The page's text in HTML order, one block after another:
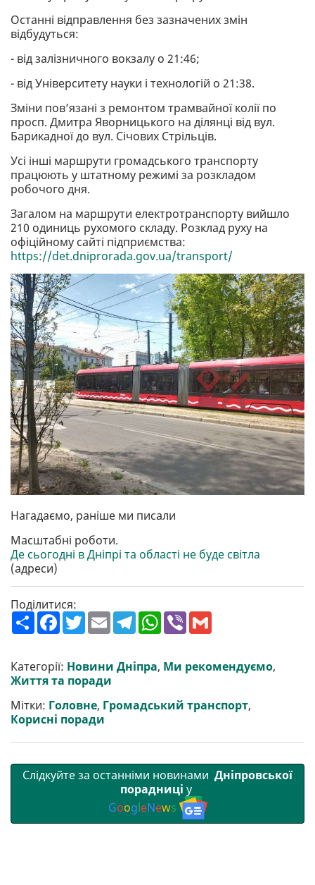
Останні відправлення без зазначених змін
відбудуться:
- від залізничного вокзалу о 21:46;
- від Університету науки і технологій о 21:38.
Зміни пов’язані з ремонтом трамвайної колії по
просп. Дмитра Яворницького на ділянці від вул.
Барикадної до вул. Січових Стрільців.
Усі інші маршрути громадського транспорту
працюють у штатному режимі за розкладом
робочого дня.
Загалом на маршрути електротранспорту вийшло
210 одиниць рухомого складу. Розклад руху на
офіційному сайті підприємства:
https://det.dniprorada.gov.ua/transport/
Нагадаємо, раніше ми писали
Масштабні роботи.
Де сьогодні в Дніпрі та області не буде світла
(адреси)
Поділитися:
П
о
ш
р
и
т
F
a
c
b
o
o
T
w
t
e
r
E
m
a
l
T
e
g
r
W
h
a
s
A
V
b
r l
Категорії: Новини Дніпра, Ми рекомендуємо,
Життя та поради
Мітки: Головне, Громадський транспорт,
Корисні поради
Слідкуйте за останніми новинами Дніпровської
порадниці у
GoogleNews